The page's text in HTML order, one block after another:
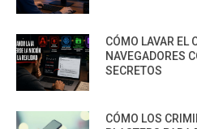
CÓMO LAVAR EL
NAVEGADORES
SECRETOS
CÓMO LOS